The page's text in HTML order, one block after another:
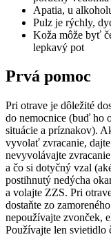
Apatia, u
Pulz je rýchly,
Koža môže byť
lepkavý pot
Prvá pomoc
Pri otrave je dôležité
do nemocnice (buď ho
situácie a príznakov).
vyvolať zvracanie,
nevyvolávajte
a čo si dotyčný vzal
postihnutý nedýcha
a volajte ZZS. Pri
dostaňte zo
nepoužívajte zvonček,
Používajte len svietidlo